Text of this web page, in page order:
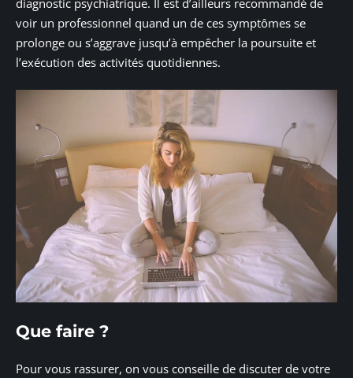
voir un professionnel quand un de ces symptômes se
prolonge ou s’aggrave jusqu’à empêcher la poursuite et
l’exécution des activités quotidiennes.
Que faire ?
Pour vous rassurer, on vous conseille de discuter de votre